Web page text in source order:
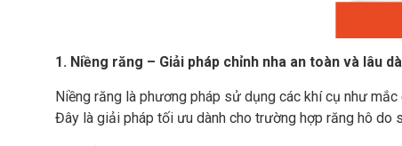
1. Niềng răng – Giải pháp chỉnh nha an toàn và lâu
Niềng răng là phương pháp sử dụng các khí cụ như
Đây là giải pháp tối ưu dành cho trường hợp răng hô do